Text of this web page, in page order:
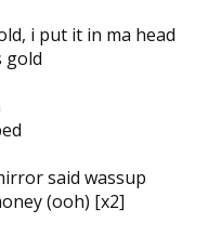
i put it in ma head
gold
said wassup
(ooh) [x2]